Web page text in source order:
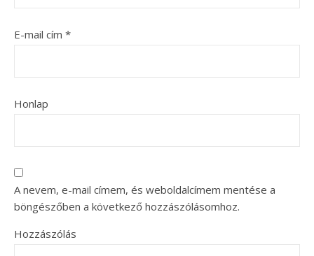
E-mail cím *
Honlap
A nevem, e-mail címem, és weboldalcímem mentése a
böngészőben a következő hozzászólásomhoz.
Hozzászólás